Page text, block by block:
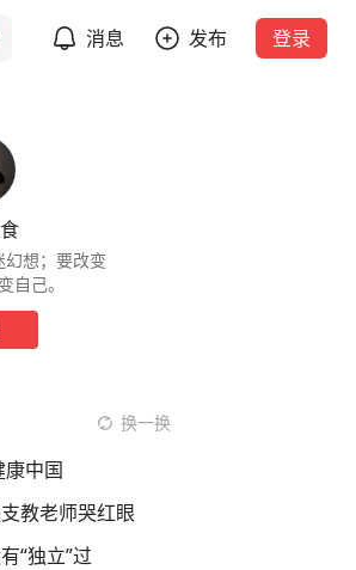
消息 发布 登录
想；要改变
自己。
换一换
康中国
教老师哭红眼
“独立”过